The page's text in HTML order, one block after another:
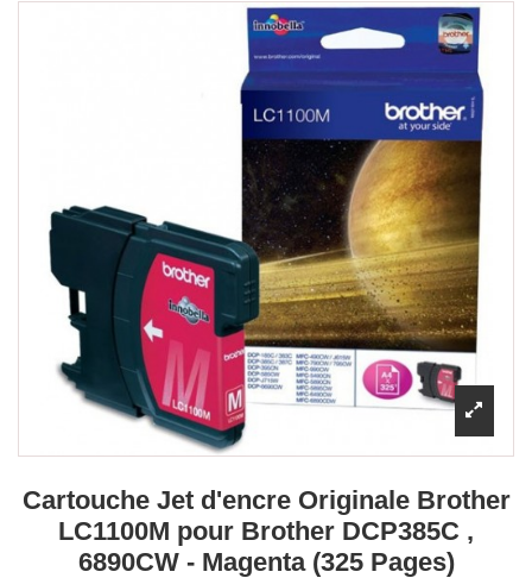
Cartouche Jet d'encre Originale Brother
LC1100M pour Brother DCP385C ,
6890CW - Magenta (325 Pages)